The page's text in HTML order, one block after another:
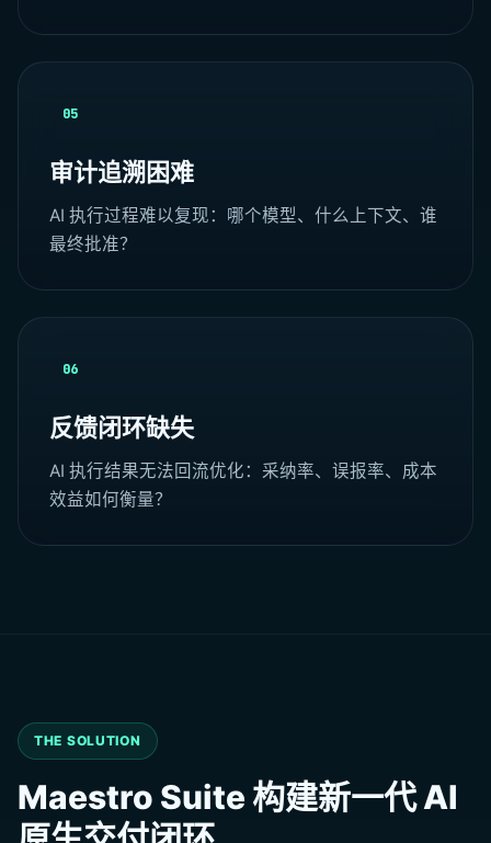
05
审计追溯困难
AI 执行过程难以复现：哪个模型、什么上下文、谁
最终批准？
06
反馈闭环缺失
AI 执行结果无法回流优化：采纳率、误报率、成本
效益如何衡量？
THE SOLUTION
Maestro Suite 构建新一代 AI